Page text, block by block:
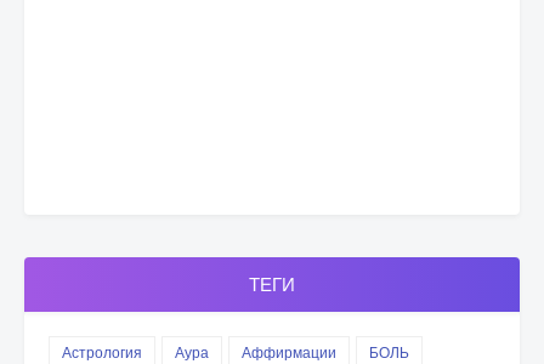
ТЕГИ
Астрология Аура Аффирмации
БОЛЬ